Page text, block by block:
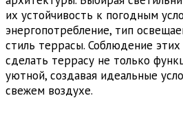
их устойчивость к погодным
энергопотребление, тип
стиль террасы. Соблюдение
сделать террасу не только
уютной, создавая идеальные
свежем воздухе.